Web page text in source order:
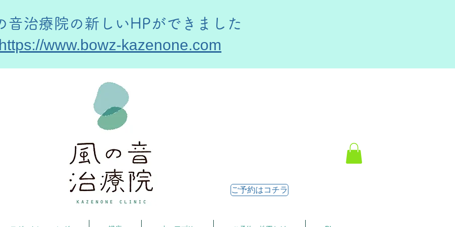
音治療院の新しいHPができました
www.bowz-kazenone.com
ご予約はコチラ